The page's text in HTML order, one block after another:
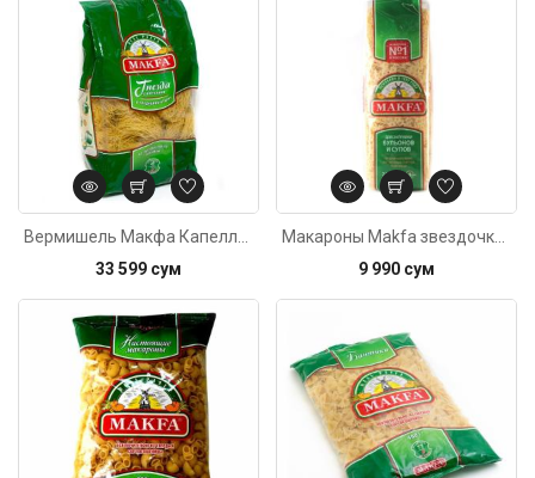
33 599 сум
9 990 сум
Код: 1204